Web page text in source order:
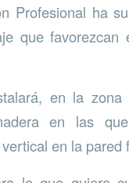
Profesional ha
que
en la
en las
en la pared